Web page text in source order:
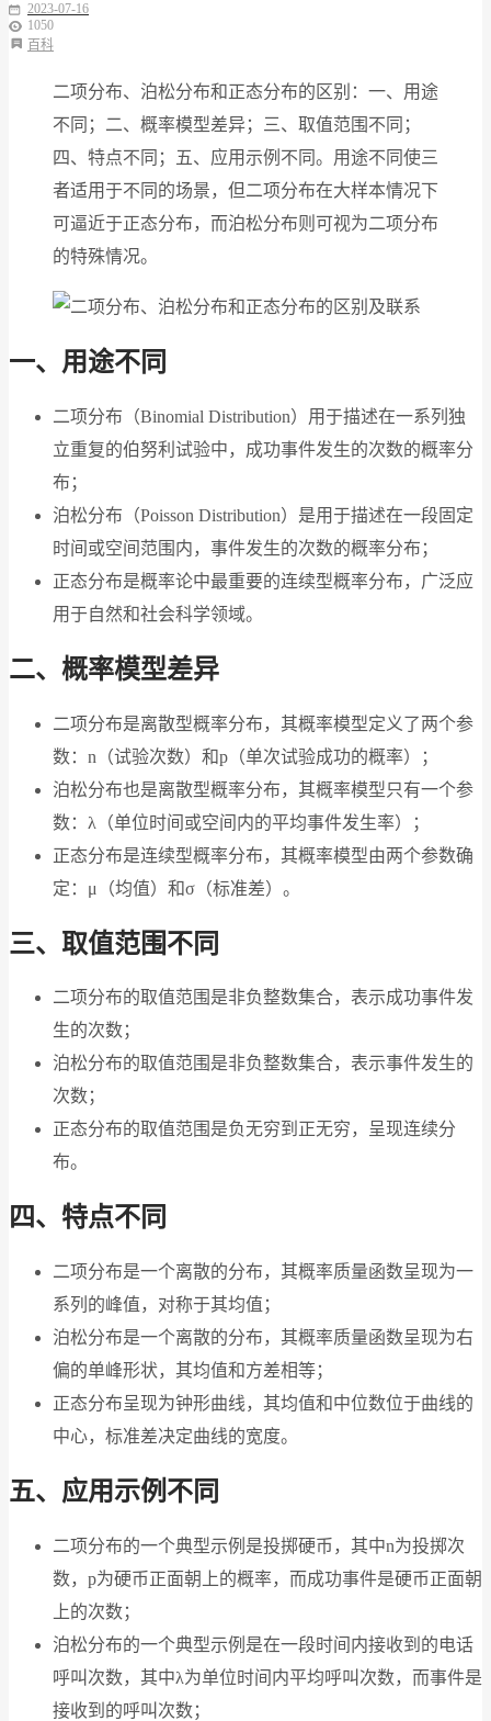
2023-07-16
1050
百科
二项分布、泊松分布和正态分布的区别：一、用途
不同；二、概率模型差异；三、取值范围不同；
四、特点不同；五、应用示例不同。用途不同使三
者适用于不同的场景，但二项分布在大样本情况下
可逼近于正态分布，而泊松分布则可视为二项分布
的特殊情况。
一、用途不同
二项分布（Binomial Distribution）用于描述在一系列独
立重复的伯努利试验中，成功事件发生的次数的概率分
布；
泊松分布（Poisson Distribution）是用于描述在一段固定
时间或空间范围内，事件发生的次数的概率分布；
正态分布是概率论中最重要的连续型概率分布，广泛应
用于自然和社会科学领域。
二、概率模型差异
二项分布是离散型概率分布，其概率模型定义了两个参
数：n（试验次数）和p（单次试验成功的概率）；
泊松分布也是离散型概率分布，其概率模型只有一个参
数：λ（单位时间或空间内的平均事件发生率）；
正态分布是连续型概率分布，其概率模型由两个参数确
定：μ（均值）和σ（标准差）。
三、取值范围不同
二项分布的取值范围是非负整数集合，表示成功事件发
生的次数；
泊松分布的取值范围是非负整数集合，表示事件发生的
次数；
正态分布的取值范围是负无穷到正无穷，呈现连续分
布。
四、特点不同
二项分布是一个离散的分布，其概率质量函数呈现为一
系列的峰值，对称于其均值；
泊松分布是一个离散的分布，其概率质量函数呈现为右
偏的单峰形状，其均值和方差相等；
正态分布呈现为钟形曲线，其均值和中位数位于曲线的
中心，标准差决定曲线的宽度。
五、应用示例不同
二项分布的一个典型示例是投掷硬币，其中n为投掷次
数，p为硬币正面朝上的概率，而成功事件是硬币正面朝
上的次数；
泊松分布的一个典型示例是在一段时间内接收到的电话
呼叫次数，其中λ为单位时间内平均呼叫次数，而事件是
接收到的呼叫次数；